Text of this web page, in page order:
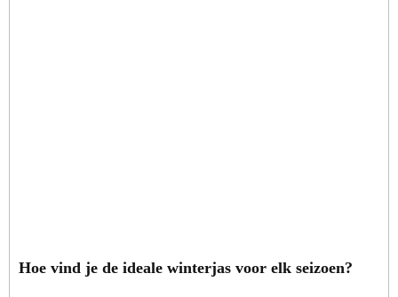
Hoe vind je de ideale winterjas voor elk seizoen?